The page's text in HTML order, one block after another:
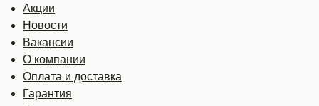
Акции
Новости
Вакансии
О компании
Оплата и доставка
Гарантия